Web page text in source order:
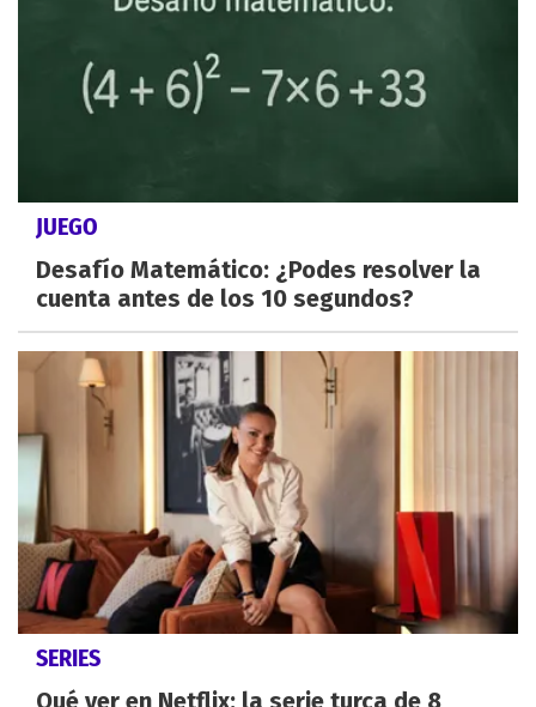
JUEGO
Desafío Matemático: ¿Podes resolver la
cuenta antes de los 10 segundos?
SERIES
Qué ver en Netflix: la serie turca de 8